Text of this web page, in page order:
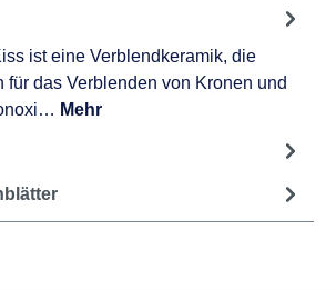
ist eine Verblendkeramik, die
das Verblenden von Kronen und
Mehr